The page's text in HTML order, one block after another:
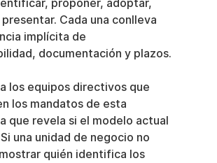
proponer, adoptar,
Cada una conlleva
implícita de
documentación y plazos.
los equipos directivos que
los mandatos de esta
que revela si el modelo actual
una unidad de negocio no
quién identifica los